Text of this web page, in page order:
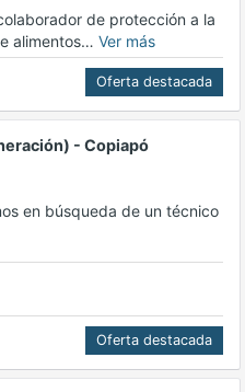
de protección a la
alimentos… Ver más
Oferta destacada
- Copiapó
en búsqueda de un técnico
Oferta destacada